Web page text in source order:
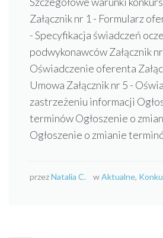
Załącznik nr 1 - Formularz
- Specyfikacja świadczeń
podwykonawców Załącznik
Oświadczenie oferenta
Umowa Załącznik nr 5 -
zastrzeżeniu informacji
terminów Ogłoszenie o
Ogłoszenie o zmianie
przezNatalia C. wAktualne,